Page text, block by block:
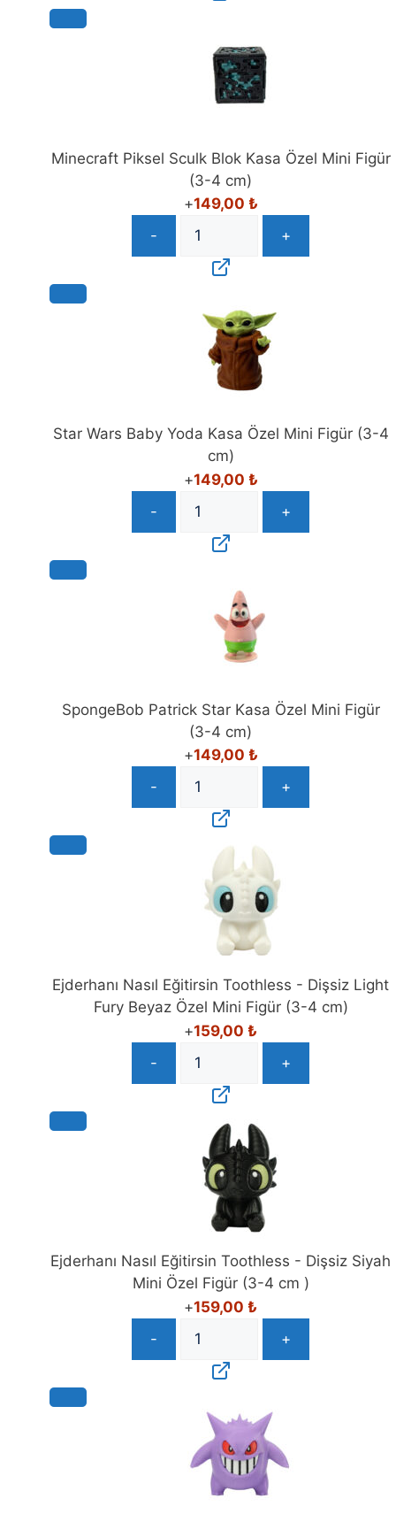
Minecraft Piksel Sculk Blok Kasa Özel Mini Figür
(3-4 cm)
+149,00 ₺
-
+
Star Wars Baby Yoda Kasa Özel Mini Figür (3-4
cm)
+149,00 ₺
-
+
SpongeBob Patrick Star Kasa Özel Mini Figür
(3-4 cm)
+149,00 ₺
-
+
Ejderhanı Nasıl Eğitirsin Toothless - Dişsiz Light
Fury Beyaz Özel Mini Figür (3-4 cm)
+159,00 ₺
-
+
Ejderhanı Nasıl Eğitirsin Toothless - Dişsiz Siyah
Mini Özel Figür (3-4 cm )
+159,00 ₺
-
+